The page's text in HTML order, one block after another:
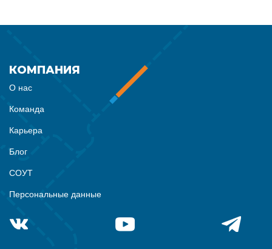
КОМПАНИЯ
О нас
Команда
Карьера
Блог
СОУТ
Персональные данные